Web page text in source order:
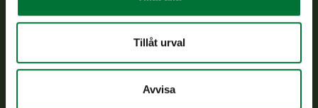
Tillåt urval
Avvisa
Alla kontaktuppgifter